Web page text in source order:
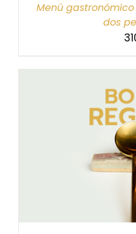
Menú gastronómico
dos